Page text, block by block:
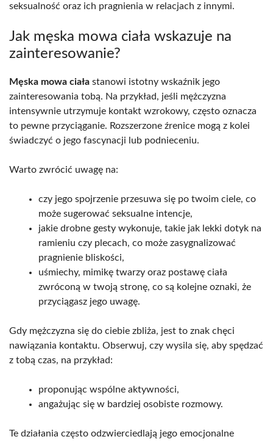
seksualność oraz ich pragnienia w relacjach z innymi.
Jak męska mowa ciała wskazuje na
zainteresowanie?
Męska mowa ciała stanowi istotny wskaźnik jego
zainteresowania tobą. Na przykład, jeśli mężczyzna
intensywnie utrzymuje kontakt wzrokowy, często oznacza
to pewne przyciąganie. Rozszerzone źrenice mogą z kolei
świadczyć o jego fascynacji lub podnieceniu.
Warto zwrócić uwagę na:
czy jego spojrzenie przesuwa się po twoim ciele, co
może sugerować seksualne intencje,
jakie drobne gesty wykonuje, takie jak lekki dotyk na
ramieniu czy plecach, co może zasygnalizować
pragnienie bliskości,
uśmiechy, mimikę twarzy oraz postawę ciała
zwróconą w twoją stronę, co są kolejne oznaki, że
przyciągasz jego uwagę.
Gdy mężczyzna się do ciebie zbliża, jest to znak chęci
nawiązania kontaktu. Obserwuj, czy wysila się, aby spędzać
z tobą czas, na przykład:
proponując wspólne aktywności,
angażując się w bardziej osobiste rozmowy.
Te działania często odzwierciedlają jego emocjonalne